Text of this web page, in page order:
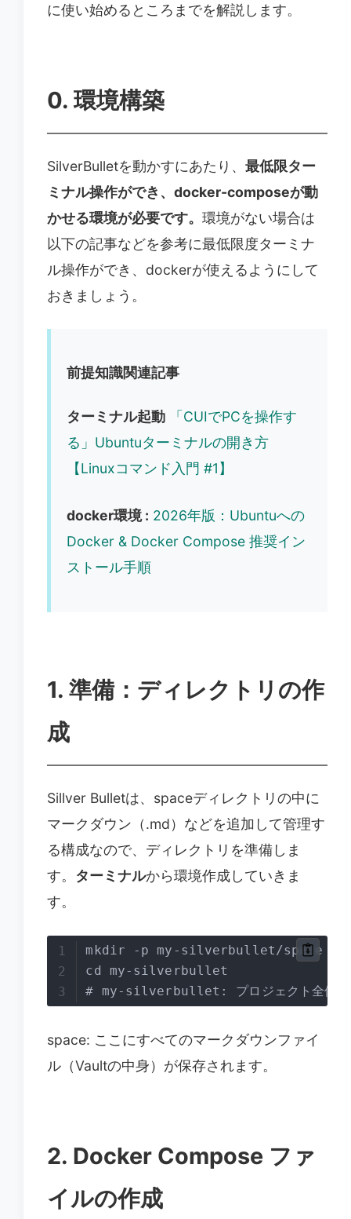
に使い始めるところまでを解説します。
0. 環境構築
SilverBulletを動かすにあたり、 最低限ター
ミナル操作ができ、docker-composeが動
かせる環境が必要です。 環境がない場合は
以下の記事などを参考に最低限度ターミナ
ル操作ができ、dockerが使えるようにして
おきましょう。
前提知識関連記事
ターミナル起動
「CUIでPCを操作す
る」Ubuntuターミナルの開き方
【Linuxコマンド入門 #1】
docker環境 : 2026年版：Ubuntuへの
Docker & Docker Compose 推奨イン
ストール手順
1. 準備：ディレクトリの作
成
Sillver Bulletは、spaceディレクトリの中に
マークダウン（.md）などを追加して管理す
る構成なので、ディレクトリを準備しま
す。 ターミナルから環境作成していきま
す。
mkdir -p my-silverbullet/space
cd my-silverbullet
# my-silverbullet: プロジェクト全体のル
space: ここにすべてのマークダウンファイ
ル（Vaultの中身）が保存されます。
2. Docker Compose ファ
イルの作成